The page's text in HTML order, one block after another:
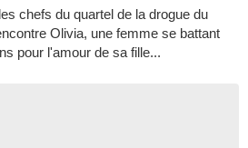
chefs du quartel de la drogue du
Olivia, une femme se battant
pour l'amour de sa fille...